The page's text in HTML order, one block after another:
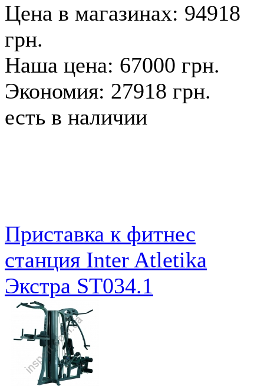
Цена в магазинах: 94918
грн.
Наша цена: 67000 грн.
Экономия: 27918 грн.
есть в наличии
Приставка к фитнес
станция Inter Atletika
Экстра ST034.1